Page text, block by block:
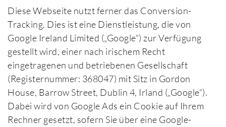
Diese Webseite nutzt ferner das Conversion-
Tracking. Dies ist eine Dienstleistung, die von
Google Ireland Limited („Google“) zur Verfügung
gestellt wird, einer nach irischem Recht
eingetragenen und betriebenen Gesellschaft
(Registernummer: 368047) mit Sitz in Gordon
House, Barrow Street, Dublin 4, Irland („Google“).
Dabei wird von Google Ads ein Cookie auf Ihrem
Rechner gesetzt, sofern Sie über eine Google-